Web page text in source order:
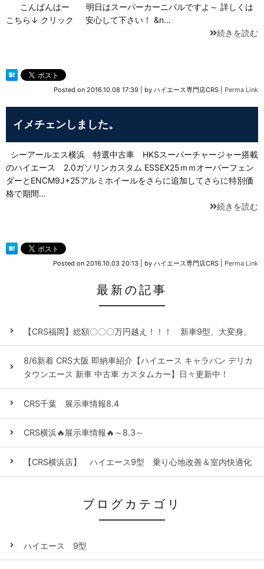
こんばんはー 明日はスーパーカーニバルですよ～ 詳しくは
こちら↓ クリック 安心して下さい！ &n…
続きを読む
Posted on 2016.10.08 17:39 by ハイエース専門店CRS Perma Link
イメチェンしました。
シーアールエス横浜 特選中古車 HKSスーパーチャージャー搭載
のハイエース 2.0ガソリンカスタム ESSEX25ｍｍオーバーフェン
ダーとENCM9J+25アルミホイールをさらに追加してさらに特別価
格で期間…
続きを読む
Posted on 2016.10.03 20:13 by ハイエース専門店CRS Perma Link
最新の記事
【CRS福岡】総額〇〇〇万円越え！！！ 新車9型、大変身。
8/6新着 CRS大阪 即納車紹介【ハイエース キャラバン デリカ
タウンエース 新車 中古車 カスタムカー】日々更新中！
CRS千葉 展示車情報8.4
CRS横浜🔥展示車情報🔥～8.3～
【CRS横浜店】 ハイエース9型 乗り心地改善＆室内快適化
ブログカテゴリ
ハイエース 9型